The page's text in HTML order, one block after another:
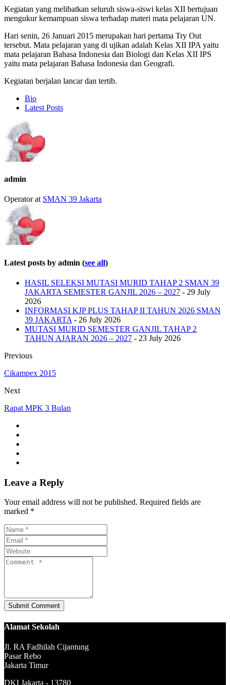
Kegiatan yang melibatkan seluruh siswa-siswi kelas XII bertujuan
mengukur kemampuan siswa terhadap materi mata pelajaran UN.
Hari senin, 26 Januari 2015 merupakan hari pertama Try Out
tersebut. Mata pelajaran yang di ujikan adalah Kelas XII IPA yaitu
mata pelajaran Bahasa Indonesia dan Biologi dan Kelas XII IPS
yaitu mata pelajaran Bahasa Indonesia dan Geografi.
Kegiatan berjalan lancar dan tertib.
following
tabs
change
content
below.
Bio
Latest Posts
admin
Operatorat SMAN 39 Jakarta
Latest posts by admin (see all)
HASIL SELEKSI MUTASI MURID TAHAP 2 SMAN 39
JAKARTA SEMESTER GANJIL 2026 – 2027 - 29 July
2026
INFORMASI KJP PLUS TAHAP II TAHUN 2026 SMAN
39 JAKARTA - 26 July 2026
MUTASI MURID SEMESTER GANJIL TAHAP 2
TAHUN AJARAN 2026 – 2027 - 23 July 2026
Previous
Cikampex 2015
Next
Rapat MPK 3 Bulan
Leave a Reply
Your email address will not be published. Required fields are
marked *
Alamat Sekolah
Jl. RA Fadhilah Cijantung
Pasar Rebo
Jakarta Timur
DKI Jakarta - 13780